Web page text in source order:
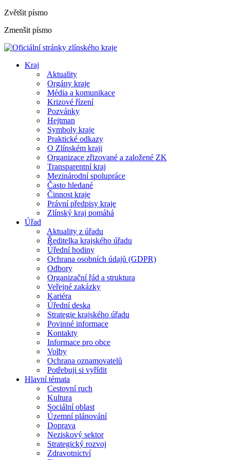
Zvětšit písmo
Zmenšit písmo
Kraj
Aktuality
Orgány kraje
Média a komunikace
Krizové řízení
Pozvánky
Hejtman
Symboly kraje
Praktické odkazy
O Zlínském kraji
Organizace zřizované a založené ZK
Transparentní kraj
Mezinárodní spolupráce
Často hledané
Činnost kraje
Právní předpisy kraje
Zlínský kraj pomáhá
Úřad
Aktuality z úřadu
Ředitelka krajského úřadu
Úřední hodiny
Ochrana osobních údajů (GDPR)
Odbory
Organizační řád a struktura
Veřejné zakázky
Kariéra
Úřední deska
Strategie krajského úřadu
Povinné informace
Kontakty
Informace pro obce
Volby
Ochrana oznamovatelů
Potřebuji si vyřídit
Hlavní témata
Cestovní ruch
Kultura
Sociální oblast
Územní plánování
Doprava
Neziskový sektor
Strategický rozvoj
Zdravotnictví